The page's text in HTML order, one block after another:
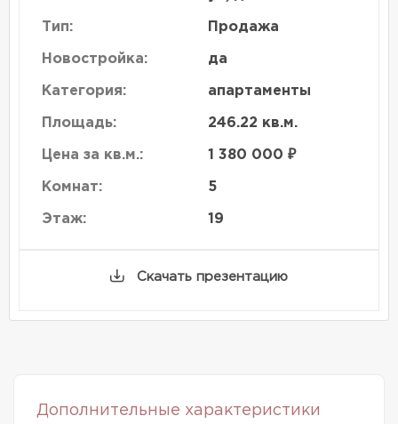
Тип: Продажа
Новостройка: да
Категория: апартаменты
Площадь: 246.22 кв.м.
Цена за кв.м.: 1 380 000 ₽
Комнат: 5
Этаж: 19
Скачать презентацию
Дополнительные характеристики